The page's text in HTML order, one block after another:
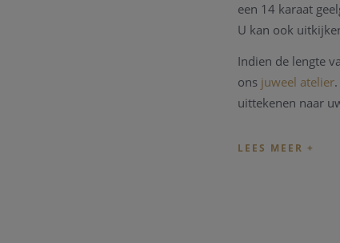
een 14 karaat
U kan ook
Indien de lengte
ons juweel atelier
uittekenen naar